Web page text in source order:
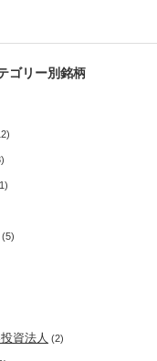
ゴリー別銘柄
(5)
資法人 (2)